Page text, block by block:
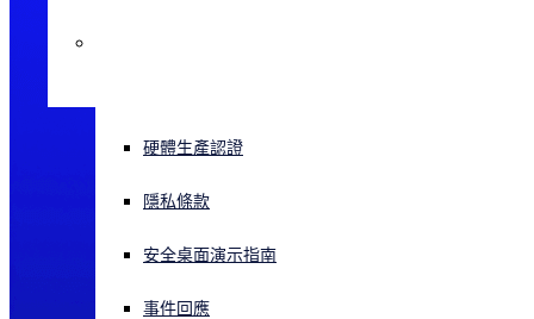
硬體生產認證
隱私條款
安全桌面演示指南
事件回應